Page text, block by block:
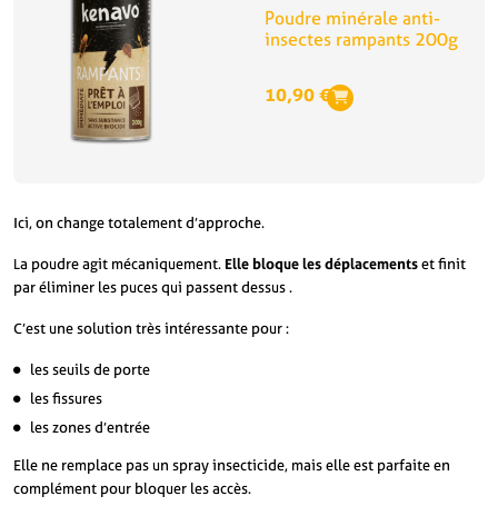
Poudre minérale anti-
insectes rampants 200g
10,90€
Ici, on change totalement d’approche.
La poudre agit mécaniquement. Elle bloque les déplacementset finit
par éliminer les puces qui passent dessus .
C’est une solution très intéressante pour :
les seuils de porte
les fissures
les zones d’entrée
Elle ne remplace pas un spray insecticide, mais elle est parfaite en
complément pour bloquer les accès.